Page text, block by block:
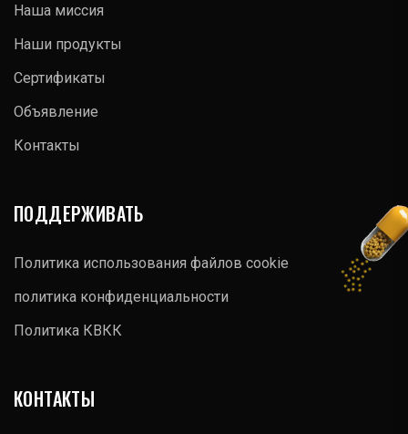
Наша миссия
Наши продукты
Сертификаты
Объявление
Контакты
ПОДДЕРЖИВАТЬ
Политика использования файлов cookie
политика конфиденциальности
Политика КВКК
КОНТАКТЫ